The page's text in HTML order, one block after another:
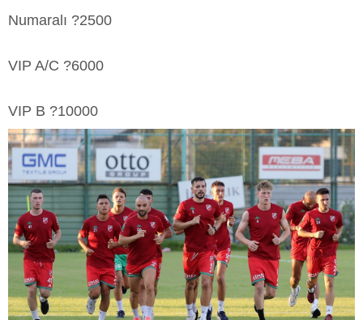
Numaralı ?2500
VIP A/C ?6000
VIP B ?10000